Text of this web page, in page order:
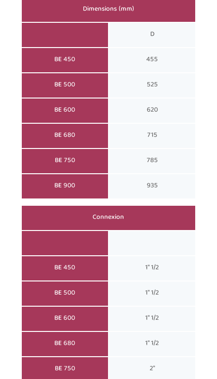
BE 450
BE 500
BE 600
BE 680
BE 750
BE 900
Dimensions (mm)
D
455
525
620
715
785
935
BE 450
BE 500
BE 600
BE 680
BE 750
Connexion
1" 1/2
1" 1/2
1" 1/2
1" 1/2
2"